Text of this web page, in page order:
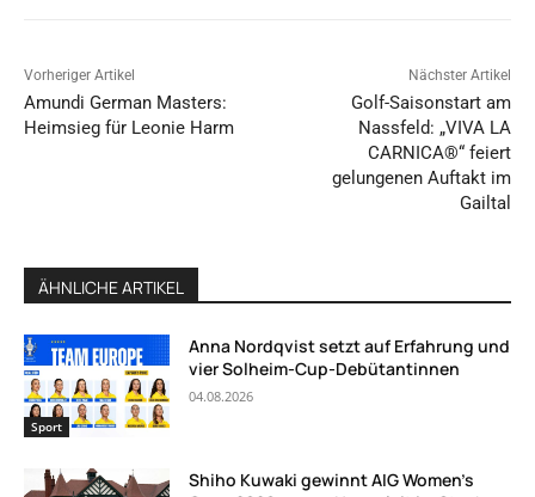
Vorheriger Artikel
Amundi German Masters:
Heimsieg für Leonie Harm
Nächster Artikel
Golf-Saisonstart am
Nassfeld: „VIVA LA
CARNICA®“ feiert
gelungenen Auftakt im
Gailtal
ÄHNLICHE ARTIKEL
Sport
Anna Nordqvist setzt auf Erfahrung und
vier Solheim-Cup-Debütantinnen
04.08.2026
Shiho Kuwaki gewinnt AIG Women’s